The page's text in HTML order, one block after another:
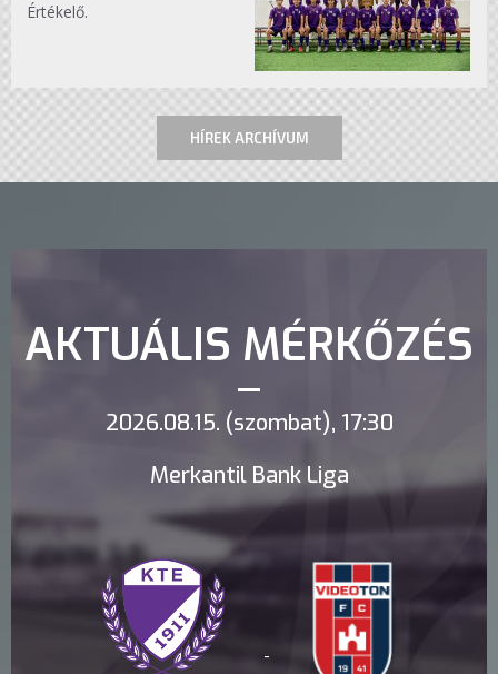
Értékelő.
HÍREK ARCHÍVUM
AKTUÁLIS MÉRKŐZÉS
2026.08.15. (szombat), 17:30
Merkantil Bank Liga
-